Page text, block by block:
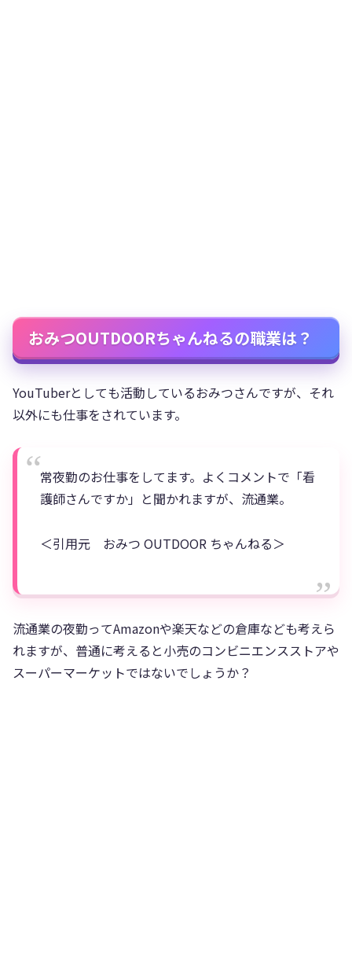
おみつOUTDOORちゃんねるの職業は？
YouTuberとしても活動しているおみつさんですが、それ
以外にも仕事をされています。
常夜勤のお仕事をしてます。よくコメントで「看
護師さんですか」と聞かれますが、流通業。
＜引用元 おみつ OUTDOOR ちゃんねる＞
流通業の夜勤ってAmazonや楽天などの倉庫なども考えら
れますが、普通に考えると小売のコンビニエンスストアや
スーパーマーケットではないでしょうか？